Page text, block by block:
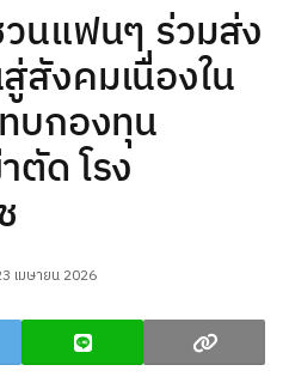
นแฟนๆ ร่วมส่ง
สังคมเนื่องใน
บกองทุน
ด โรง
เมษายน 2026